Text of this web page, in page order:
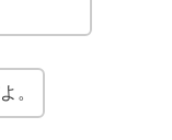
。